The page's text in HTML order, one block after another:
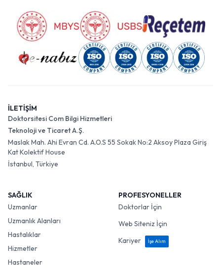
İLETİŞİM
Doktorsitesi Com Bilgi Hizmetleri
Teknoloji ve Ticaret A.Ş.
Maslak Mah. Ahi Evran Cd. A.O.S 55 Sokak No:2 Aksoy Plaza Giriş
Kat Kolektif House
İstanbul, Türkiye
SAĞLIK
Uzmanlar
Uzmanlık Alanları
Hastalıklar
Hizmetler
Hastaneler
PROFESYONELLER
Doktorlar İçin
Web Siteniz İçin
Kariyer
İşe Alım